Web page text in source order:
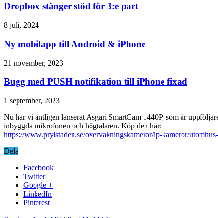
Dropbox stänger stöd för 3:e part
8 juli, 2024
Ny mobilapp till Android & iPhone
21 november, 2023
Bugg med PUSH notifikation till iPhone fixad
1 september, 2023
Nu har vi äntligen lanserat Asgari SmartCam 1440P, som är
inbyggda mikrofonen och högtalaren. Köp den här:
https://www.prylstaden.se/overvakningskameror/ip-kameror/
Dela
Facebook
Twitter
Google +
LinkedIn
Pinterest